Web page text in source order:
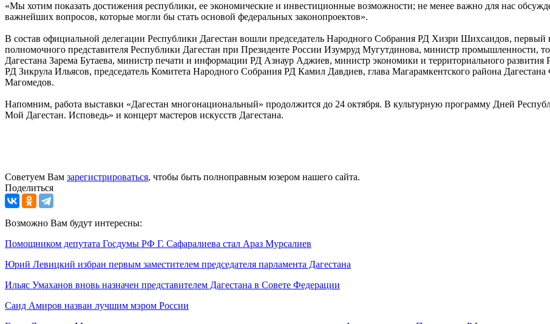
«Мы хотим показать достижения республики, ее экономические и инвестиционные возможности; не менее важно для нас
важнейших вопросов, которые могли бы стать основой федеральных законопроектов».
В состав официальной делегации Республики Дагестан вошли председатель Народного Собрания РД Хизри Шихсаидов,
полномочного представителя Республики Дагестан при Президенте России Изумруд Мугутдинова, министр промышленности,
Дагестана Зарема Бутаева, министр печати и информации РД Азнаур Аджиев, министр экономики и территориального
РД Зикрула Ильясов, председатель Комитета Народного Собрания РД Камил Давдиев, глава Магарамкентского района
Магомедов.
Напомним, работа выставки «Дагестан многонациональный» продолжится до 24 октября. В культурную программу Дней
Мой Дагестан. Исповедь» и концерт мастеров искусств Дагестана.
Советуем Вам зарегистрироваться, чтобы быть полноправным юзером нашего сайта.
Поделиться
Возможно Вам будут интересны:
Помощником депутата Госдумы РФ Г. Сафаралиева стал Араз Мурсалиев
Юрий Левицкий избран первым заместителем председателя парламента Дагестана
Ильяс Умаханов вновь назначен представителем Дагестана в Совете Федерации
Саид Амиров назван лучшим мэром России